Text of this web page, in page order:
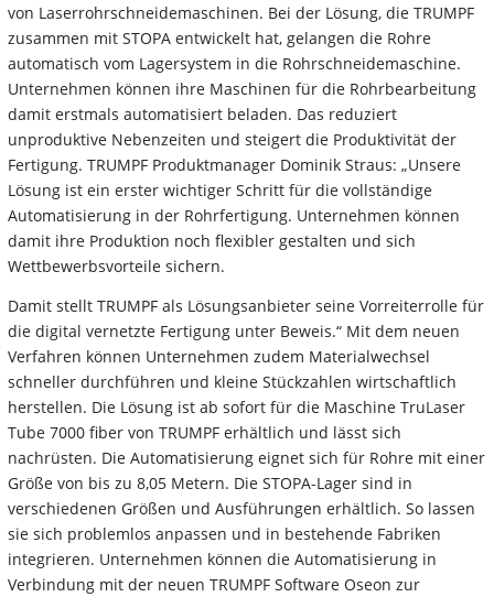
von Laserrohrschneidemaschinen. Bei der Lösung, die TRUMPF
zusammen mit STOPA entwickelt hat, gelangen die Rohre
automatisch vom Lagersystem in die Rohrschneidemaschine.
Unternehmen können ihre Maschinen für die Rohrbearbeitung
damit erstmals automatisiert beladen. Das reduziert
unproduktive Nebenzeiten und steigert die Produktivität der
Fertigung. TRUMPF Produktmanager Dominik Straus: „Unsere
Lösung ist ein erster wichtiger Schritt für die vollständige
Automatisierung in der Rohrfertigung. Unternehmen können
damit ihre Produktion noch flexibler gestalten und sich
Wettbewerbsvorteile sichern.
Damit stellt TRUMPF als Lösungsanbieter seine Vorreiterrolle für
die digital vernetzte Fertigung unter Beweis.“ Mit dem neuen
Verfahren können Unternehmen zudem Materialwechsel
schneller durchführen und kleine Stückzahlen wirtschaftlich
herstellen. Die Lösung ist ab sofort für die Maschine TruLaser
Tube 7000 fiber von TRUMPF erhältlich und lässt sich
nachrüsten. Die Automatisierung eignet sich für Rohre mit einer
Größe von bis zu 8,05 Metern. Die STOPA-Lager sind in
verschiedenen Größen und Ausführungen erhältlich. So lassen
sie sich problemlos anpassen und in bestehende Fabriken
integrieren. Unternehmen können die Automatisierung in
Verbindung mit der neuen TRUMPF Software Oseon zur